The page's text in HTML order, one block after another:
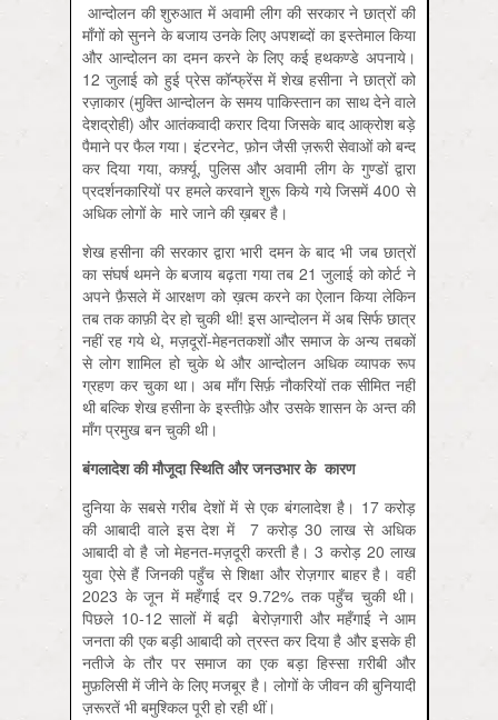
आन्दोलन की शुरुआत में अवामी लीग की सरकार ने छात्रों की
माँगों को सुनने के बजाय उनके लिए अपशब्दों का इस्तेमाल किया
और आन्दोलन का दमन करने के लिए कई हथकण्डे अपनाये।
12 जुलाई को हुई प्रेस कॉन्फ्रेंस में शेख हसीना ने छात्रों को
रज़ाकार (मुक्ति आन्दोलन के समय पाकिस्तान का साथ देने वाले
देशद्रोही) और आतंकवादी करार दिया जिसके बाद आक्रोश बड़े
पैमाने पर फैल गया। इंटरनेट, फ़ोन जैसी ज़रूरी सेवाओं को बन्द
कर दिया गया, कर्फ़्यू, पुलिस और अवामी लीग के गुण्डों द्वारा
प्रदर्शनकारियों पर हमले करवाने शुरू किये गये जिसमें 400 से
अधिक लोगों के मारे जाने की ख़बर है।
शेख हसीना की सरकार द्वारा भारी दमन के बाद भी जब छात्रों
का संघर्ष थमने के बजाय बढ़ता गया तब 21 जुलाई को कोर्ट ने
अपने फ़ैसले में आरक्षण को ख़त्म करने का ऐलान किया लेकिन
तब तक काफ़ी देर हो चुकी थी! इस आन्दोलन में अब सिर्फ छात्र
नहीं रह गये थे, मज़दूरों-मेहनतकशों और समाज के अन्य तबकों
से लोग शामिल हो चुके थे और आन्दोलन अधिक व्यापक रूप
ग्रहण कर चुका था। अब माँग सिर्फ़ नौकरियों तक सीमित नहीं
थी बल्कि शेख हसीना के इस्तीफ़े और उसके शासन के अन्त की
माँग प्रमुख बन चुकी थी।
बंगलादेशकीमौजूदास्थितिऔरजनउभारकेकारण
दुनिया के सबसे गरीब देशों में से एक बंगलादेश है। 17 करोड़
की आबादी वाले इस देश में 7 करोड़ 30 लाख से अधिक
आबादी वो है जो मेहनत-मज़दूरी करती है। 3 करोड़ 20 लाख
युवा ऐसे हैं जिनकी पहुँच से शिक्षा और रोज़गार बाहर है। वहीं
2023 के जून में महँगाई दर 9.72% तक पहुँच चुकी थी।
पिछले 10-12 सालों में बढ़ी बेरोज़गारी और महँगाई ने आम
जनता की एक बड़ी आबादी को त्रस्त कर दिया है और इसके ही
नतीजे के तौर पर समाज का एक बड़ा हिस्सा ग़रीबी और
मुफ़लिसी में जीने के लिए मजबूर है। लोगों के जीवन की बुनियादी
ज़रूरतें भी बमुश्किल पूरी हो रही थीं।